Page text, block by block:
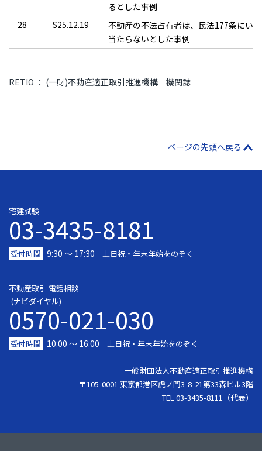
るとした事例
28
S25.12.19
不動産の不法占有者は、民法177条にい
当たらないとした事例
RETIO ： (一財)不動産適正取引推進機構 機関誌
ページの先頭へ戻る
宅建試験
03-3435-8181
受付時間 9:30 〜 17:30 土日祝・年末年始をのぞく
不動産取引 電話相談
(ナビダイヤル)
0570-021-030
受付時間 10:00 ～ 16:00 土日祝・年末年始をのぞく
一般財団法人不動産適正取引推進機構
〒105-0001 東京都港区虎ノ門3-8-21第33森ビル3階
TEL 03-3435-8111（代表）